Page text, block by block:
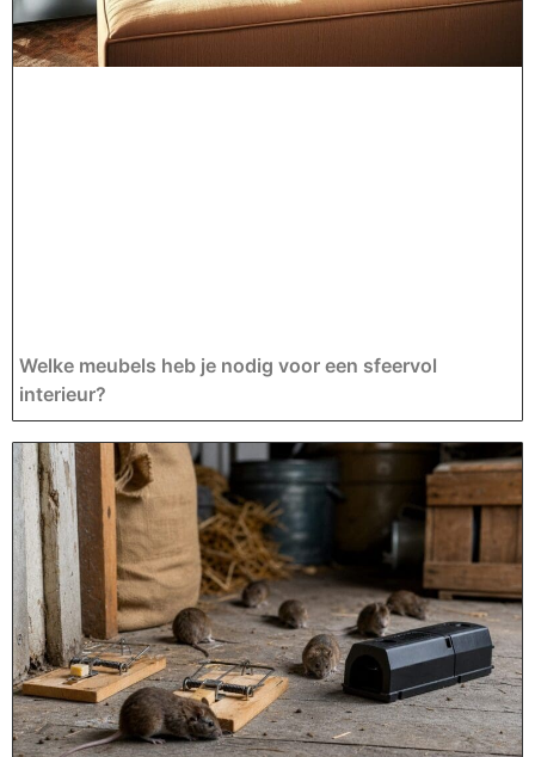
Welke meubels heb je nodig voor een sfeervol
interieur?